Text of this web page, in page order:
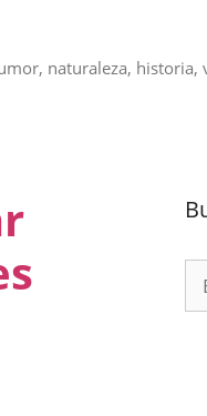
naturaleza, historia,